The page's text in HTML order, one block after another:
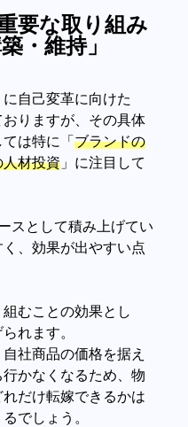
要な取り組み
・維持」
自己変革に向けた
りますが、その具体
は特に「ブランドの
人材投資 」に注目して
スとして積み上げてい
、効果が出やすい点
むことの効果とし
れます。
社商品の価格を据え
かなくなるため、物
だけ転嫁できるかは
でしょう。